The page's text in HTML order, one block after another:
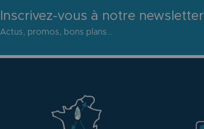
Inscrivez-vous à notre newsletter
Actus, promos, bons plans...